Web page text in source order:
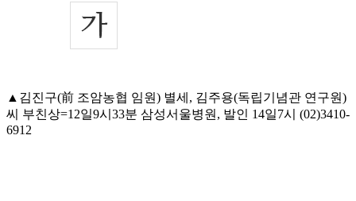
▲김진구(前 조암농협 임원) 별세, 김주용(독립기념관 연구원)
씨 부친상=12일9시33분 삼성서울병원, 발인 14일7시 (02)3410-
6912